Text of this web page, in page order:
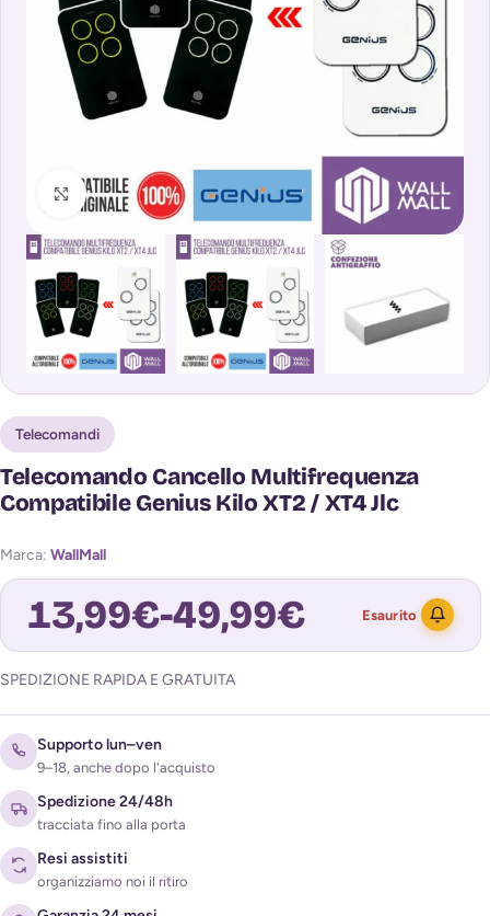
Clicca per ingrandire
Telecomandi
Telecomando Cancello Multifrequenza
Compatibile Genius Kilo XT2 / XT4 Jlc
Marca: WallMall
13,99€-49,99€ Esaurito
SPEDIZIONE RAPIDA E GRATUITA
Supporto lun–ven
9–18, anche dopo l'acquisto
Spedizione 24/48h
tracciata fino alla porta
Resi assistiti
organizziamo noi il ritiro